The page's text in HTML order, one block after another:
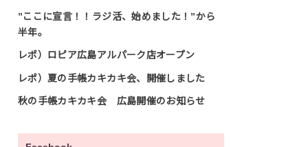
”ここに宣言！！ラジ活、始めました！”から
半年。
レポ）ロピア広島アルパーク店オープン
レポ）夏の手帳カキカキ会、開催しました
秋の手帳カキカキ会 広島開催のお知らせ